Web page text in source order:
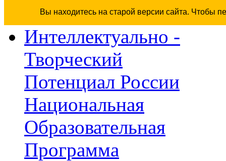
Вы находитесь на старой версии сайта. Чтобы
Интеллектуально -
Творческий
Потенциал России
Национальная
Образовательная
Программа